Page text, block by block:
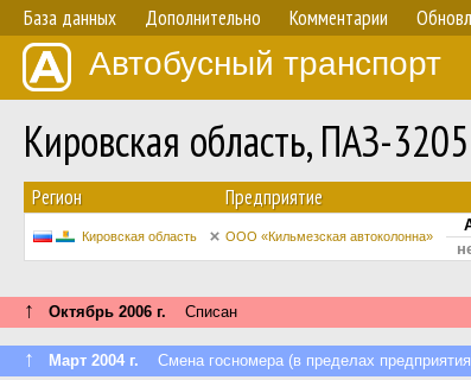
База данных Дополнительно Комментарии
Автобусный транспорт
Кировская область, ПАЗ-
Регион Предприятие
Кировская область ООО «Кильмезская автоколонна»
↑ Октябрь 2006 г. Списан
↑ Март 2004 г. Смена госномера (в пределах